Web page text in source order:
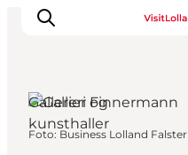
Gallerier og
kunsthaller
Foto: Business Lolland Falster